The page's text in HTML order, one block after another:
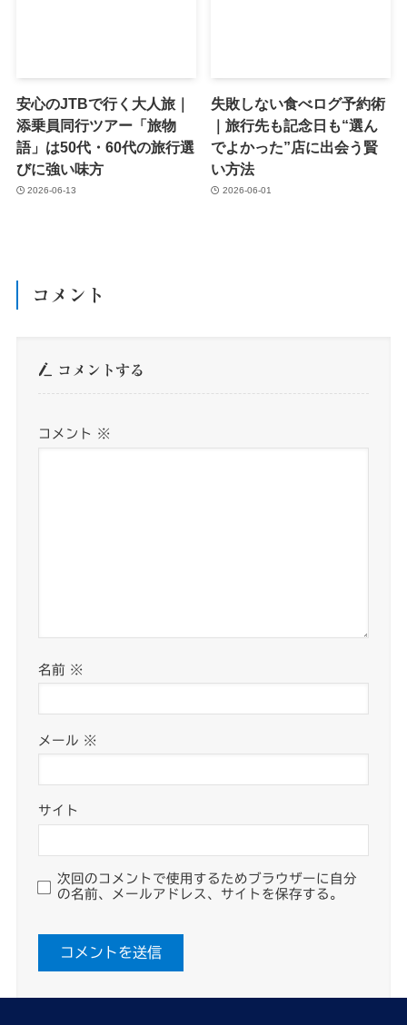
安心のJTBで行く大人旅｜
添乗員同行ツアー「旅物
語」は50代・60代の旅行選
びに強い味方
2026-06-13
失敗しない食べログ予約術
｜旅行先も記念日も“選ん
でよかった”店に出会う賢
い方法
2026-06-01
コメント
コメントする
コメント ※
名前 ※
メール ※
サイト
次回のコメントで使用するためブラウザーに自分
の名前、メールアドレス、サイトを保存する。